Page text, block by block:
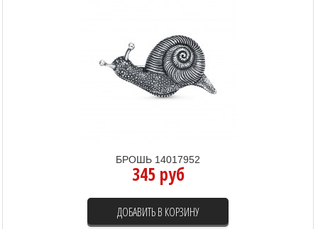
БРОШЬ 14017952
345 руб
ДОБАВИТЬ В КОРЗИНУ